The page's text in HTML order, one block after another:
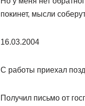
покинет, мысли
16.03.2004
С работы приехал
Получил письмо от